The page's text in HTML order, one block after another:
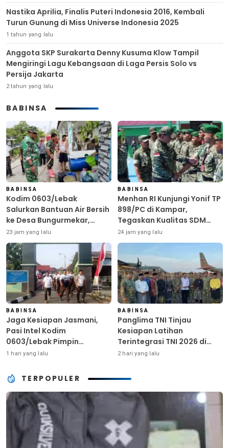
Nastika Aprilia, Finalis Puteri Indonesia 2016, Kembali
Turun Gunung di Miss Universe Indonesia 2025
1 tahun yang lalu
Anggota SKP Surakarta Denny Kusuma Klow Tampil
Mengiringi Lagu Kebangsaan di Laga Persis Solo vs
Persija Jakarta
2 tahun yang lalu
BABINSA
BABINSA
Kodim 0603/Lebak
Salurkan Bantuan Air Bersih
ke Desa Bungurmekar,
Ringankan Beban Warga
Terdampak Kemarau
23 jam yang lalu
BABINSA
Menhan RI Kunjungi Yonif TP
898/PC di Kampar,
Tegaskan Kualitas SDM
Kunci Kekuatan TNI
24 jam yang lalu
BABINSA
Jaga Kesiapan Jasmani,
Pasi Intel Kodim
0603/Lebak Pimpin
Pembinaan Fisik Rutin
1 hari yang lalu
BABINSA
Panglima TNI Tinjau
Kesiapan Latihan
Terintegrasi TNI 2026 di
Dabo Singkep
2 hari yang lalu
TERPOPULER